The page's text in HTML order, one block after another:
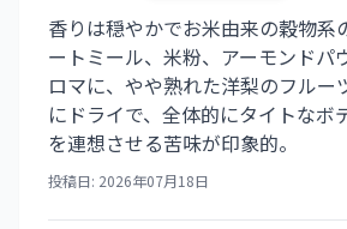
香りは穏やかでお米由来の穀物系
ートミール、米粉、アーモンドパ
ロマに、やや熟れた洋梨のフルー
にドライで、全体的にタイトなボ
を連想させる苦味が印象的。
投稿日: 2026年07月18日